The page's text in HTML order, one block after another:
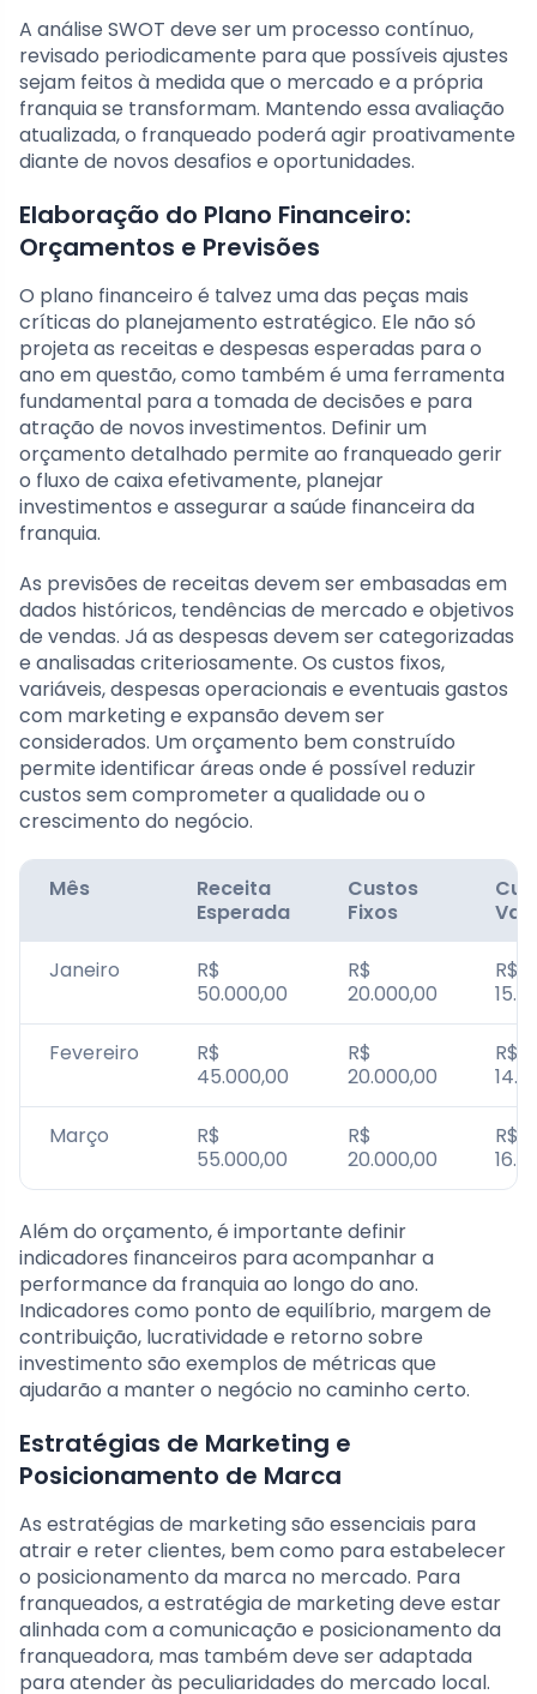
A análise SWOT deve ser um processo contínuo,
revisado periodicamente para que possíveis ajustes
sejam feitos à medida que o mercado e a própria
franquia se transformam. Mantendo essa avaliação
atualizada, o franqueado poderá agir proativamente
diante de novos desafios e oportunidades.
Elaboração do Plano Financeiro:
Orçamentos e Previsões
O plano financeiro é talvez uma das peças mais
críticas do planejamento estratégico. Ele não só
projeta as receitas e despesas esperadas para o
ano em questão, como também é uma ferramenta
fundamental para a tomada de decisões e para
atração de novos investimentos. Definir um
orçamento detalhado permite ao franqueado gerir
o fluxo de caixa efetivamente, planejar
investimentos e assegurar a saúde financeira da
franquia.
As previsões de receitas devem ser embasadas em
dados históricos, tendências de mercado e objetivos
de vendas. Já as despesas devem ser categorizadas
e analisadas criteriosamente. Os custos fixos,
variáveis, despesas operacionais e eventuais gastos
com marketing e expansão devem ser
considerados. Um orçamento bem construído
permite identificar áreas onde é possível reduzir
custos sem comprometer a qualidade ou o
crescimento do negócio.
Mês
Receita
Esperada
Custos
Fixos
Janeiro
R$
50.000,00
R$
20.000,00
R$
Fevereiro
R$
45.000,00
R$
20.000,00
R$
Março
R$
55.000,00
R$
20.000,00
R$
Além do orçamento, é importante definir
indicadores financeiros para acompanhar a
performance da franquia ao longo do ano.
Indicadores como ponto de equilíbrio, margem de
contribuição, lucratividade e retorno sobre
investimento são exemplos de métricas que
ajudarão a manter o negócio no caminho certo.
Estratégias de Marketing e
Posicionamento de Marca
As estratégias de marketing são essenciais para
atrair e reter clientes, bem como para estabelecer
o posicionamento da marca no mercado. Para
franqueados, a estratégia de marketing deve estar
alinhada com a comunicação e posicionamento da
franqueadora, mas também deve ser adaptada
para atender às peculiaridades do mercado local.